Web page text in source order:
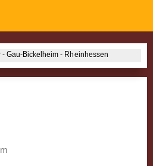
- Gau-Bickelheim - Rheinhessen